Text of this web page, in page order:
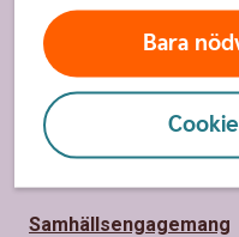
Bara
Om oss
Om Sparbanken
Samhällsengagemang